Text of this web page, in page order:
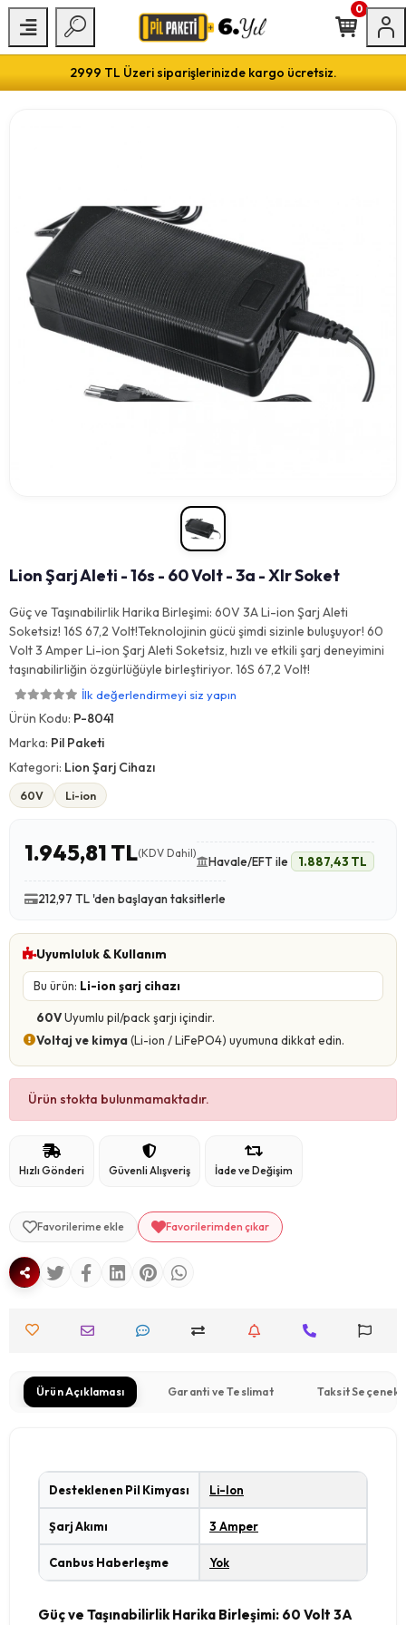
2999 TL Üzeri siparişlerinizde kargo ücretsiz.
0
Lion Şarj Aleti - 16s - 60 Volt - 3a - Xlr Soket
Güç ve Taşınabilirlik Harika Birleşimi: 60V 3A Li-ion Şarj Aleti
Soketsiz! 16S 67,2 Volt!Teknolojinin gücü şimdi sizinle buluşuyor! 60
Volt 3 Amper Li-ion Şarj Aleti Soketsiz, hızlı ve etkili şarj deneyimini
taşınabilirliğin özgürlüğüyle birleştiriyor. 16S 67,2 Volt!
İlk değerlendirmeyi siz yapın
Ürün Kodu: P-8041
Marka: Pil Paketi
Kategori: Lion Şarj Cihazı
60V Li-ion
1.945,81 TL(KDV Dahil)
Havale/EFT ile 1.887,43 TL
212,97 TL 'den başlayan taksitlerle
Uyumluluk & Kullanım
Bu ürün: Li-ion şarj cihazı
60VUyumlu pil/pack şarjı içindir.
Voltaj ve kimya(Li-ion / LiFePO4) uyumuna dikkat edin.
Ürün stokta bulunmamaktadır.
Hızlı Gönderi Güvenli Alışveriş İade ve Değişim
Favorilerime ekle Favorilerimden çıkar
Ürün Açıklaması Garanti ve Teslimat Taksit
Desteklenen Pil Kimyası Li-Ion
Şarj Akımı 3 Amper
Canbus Haberleşme Yok
Güç ve Taşınabilirlik Harika Birleşimi: 60 Volt 3A